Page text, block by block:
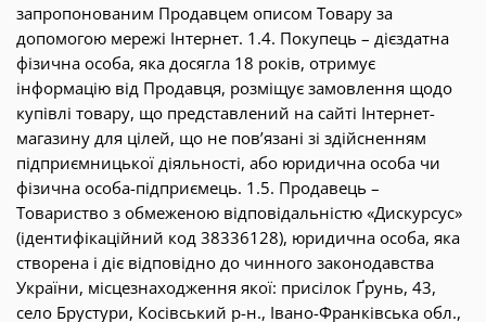
запропонованим Продавцем описом Товару за
допомогою мережі Інтернет. 1.4. Покупець – дієздатна
фізична особа, яка досягла 18 років, отримує
інформацію від Продавця, розміщує замовлення щодо
купівлі товару, що представлений на сайті Інтернет-
магазину для цілей, що не пов’язані зі здійсненням
підприємницької діяльності, або юридична особа чи
фізична особа-підприємець. 1.5. Продавець –
Товариство з обмеженою відповідальністю «Дискурсус»
(ідентифікаційний код 38336128), юридична особа, яка
створена і діє відповідно до чинного законодавства
України, місцезнаходження якої: присілок Ґрунь, 43,
село Брустури, Косівський р-н., Івано-Франківська обл.,